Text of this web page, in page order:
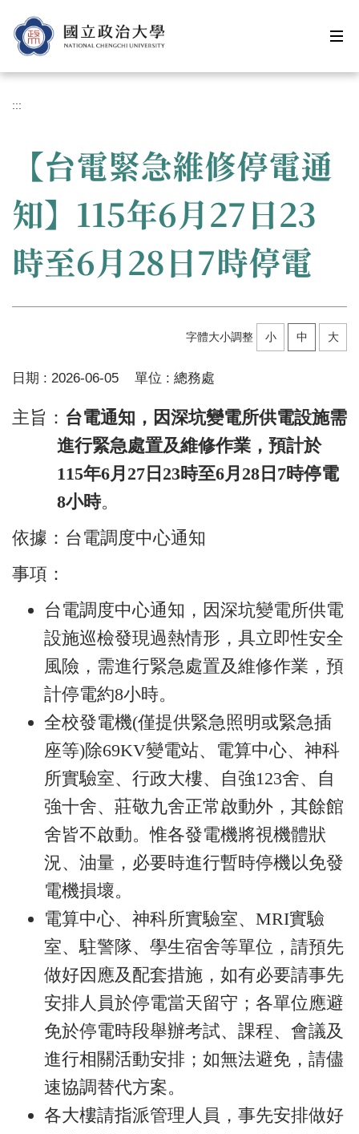
到
主
內
區
:::
【台電緊急維修停電通
知】115年6月27日23
時至6月28日7時停電
字體大小調整 小 中 大
日期 : 2026-06-05 單位 : 總務處
主旨： 台電通知，因深坑變電所供電設施需
進行緊急處置及維修作業，預計於
115年6月27日23時至6月28日7時停電
8小時。
依據：台電調度中心通知
事項：
台電調度中心通知，因深坑變電所供電
設施巡檢發現過熱情形，具立即性安全
風險，需進行緊急處置及維修作業，預
計停電約8小時。
全校發電機(僅提供緊急照明或緊急插
座等)除69KV變電站、電算中心、神科
所實驗室、行政大樓、自強123舍、自
強十舍、莊敬九舍正常啟動外，其餘館
舍皆不啟動。惟各發電機將視機體狀
況、油量，必要時進行暫時停機以免發
電機損壞。
電算中心、神科所實驗室、MRI實驗
室、駐警隊、學生宿舍等單位，請預先
做好因應及配套措施，如有必要請事先
安排人員於停電當天留守；各單位應避
免於停電時段舉辦考試、課程、會議及
進行相關活動安排；如無法避免，請儘
速協調替代方案。
各大樓請指派管理人員，事先安排做好